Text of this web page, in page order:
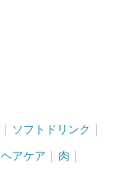
ソフトドリンク
ヘアケア 肉